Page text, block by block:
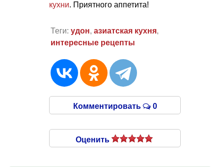
кухни. Приятного аппетита!
Теги: удон, азиатская кухня,
интересные рецепты
Комментировать 0
Оценить